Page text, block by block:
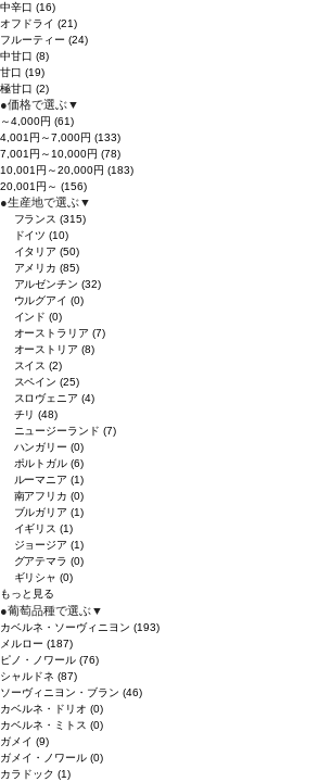
中辛口 (16)
オフドライ (21)
フルーティー (24)
中甘口 (8)
甘口 (19)
極甘口 (2)
●価格で選ぶ▼
～4,000円 (61)
4,001円～7,000円 (133)
7,001円～10,000円 (78)
10,001円～20,000円 (183)
20,001円～ (156)
●生産地で選ぶ▼
フランス(315)
ドイツ(10)
イタリア(50)
アメリカ(85)
アルゼンチン(32)
ウルグアイ(0)
インド(0)
オーストラリア(7)
オーストリア(8)
スイス(2)
スペイン(25)
スロヴェニア(4)
チリ(48)
ニュージーランド(7)
ハンガリー(0)
ポルトガル(6)
ルーマニア(1)
南アフリカ(0)
ブルガリア(1)
イギリス(1)
ジョージア(1)
グアテマラ(0)
ギリシャ(0)
もっと見る
●葡萄品種で選ぶ▼
カベルネ・ソーヴィニヨン (193)
メルロー (187)
ピノ・ノワール (76)
シャルドネ (87)
ソーヴィニヨン・ブラン (46)
カベルネ・ドリオ (0)
カベルネ・ミトス (0)
ガメイ (9)
ガメイ・ノワール (0)
カラドック (1)